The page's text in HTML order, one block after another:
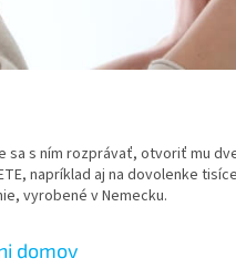
s ním rozprávať, otvoriť mu
napríklad aj na dovolenke
vyrobené v Nemecku.
domov